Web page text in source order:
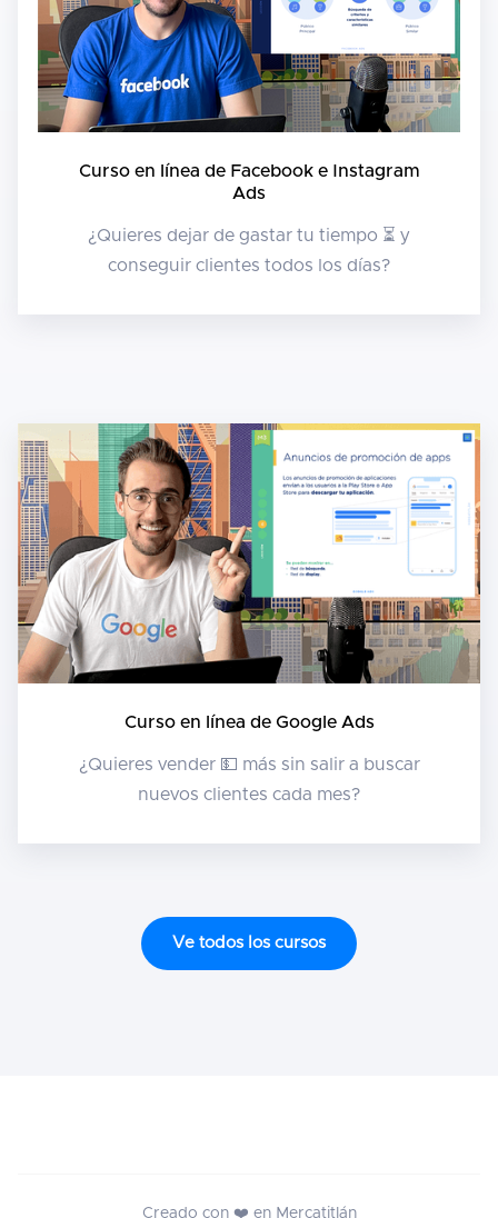
Curso en línea de Facebook e Instagram
Ads
¿Quieres dejar de gastar tu tiempo ⏳ y
conseguir clientes todos los días?
Curso en línea de Google Ads
¿Quieres vender 💵 más sin salir a buscar
nuevos clientes cada mes?
Ve todos los cursos
Creado con ❤️ en Mercatitlán